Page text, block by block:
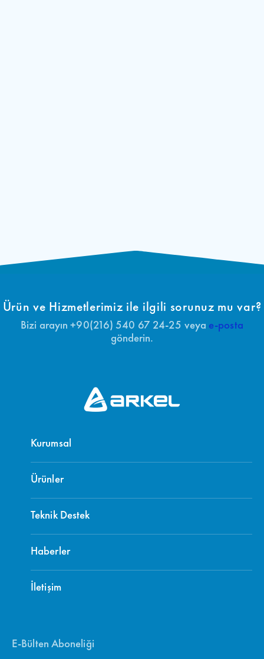
Ürün ve Hizmetlerimiz ile ilgili sorunuz mu var?
Bizi arayın +90(216) 540 67 24-25 veya e-posta
gönderin.
Kurumsal
Ürünler
Teknik Destek
Haberler
İletişim
E-Bülten Aboneliği